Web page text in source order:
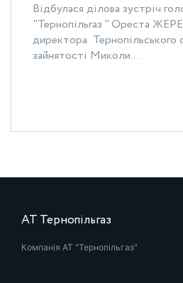
Відбулася ділова зустріч
"Тернопільгаз " Ореста
директора Тернопільського
зайнятості Миколи...
АТ Тернопільгаз
Компанія АТ "Тернопільгаз"